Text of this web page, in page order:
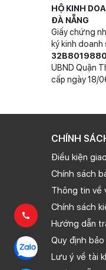
mở khoá
Dung
Nhờ được
Với trang bị
pin.
HỘ KINH
ĐÀ NẴNG
Giấy chứng
ký kinh doanh
32B8019880
UBND Quận
cấp ngày 18/
CHÍNH
Điều kiện
Chính sách
Thông tin về
Chính sách
Hướng dẫn
Quy định bảo
Lưu ý về tài